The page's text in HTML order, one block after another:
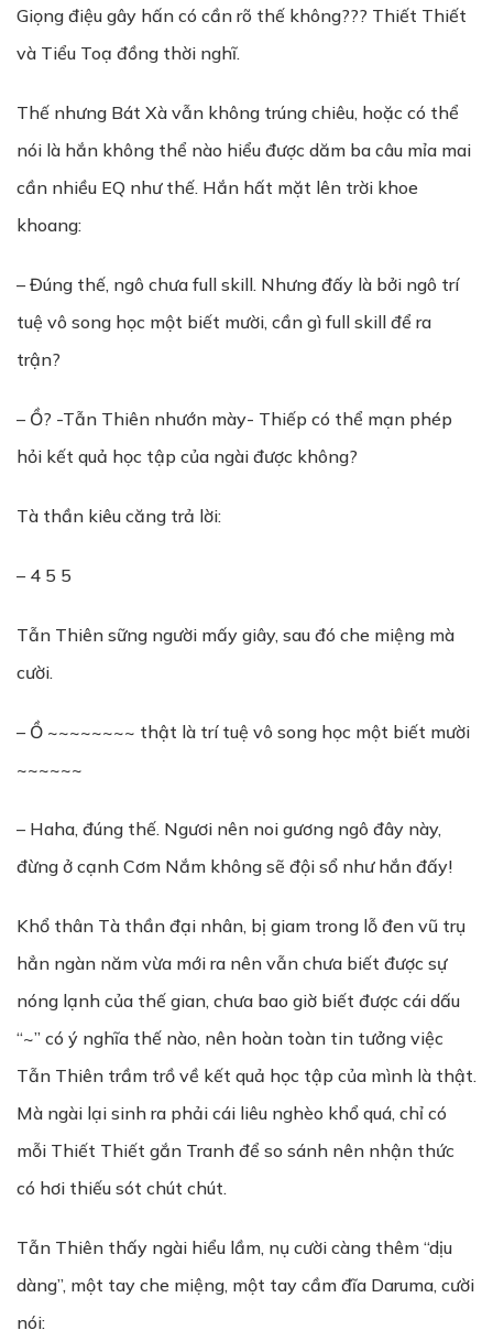
Giọng điệu gây hấn có cần rõ thế không??? Thiết Thiết
và Tiểu Toạ đồng thời nghĩ.
Thế nhưng Bát Xà vẫn không trúng chiêu, hoặc có thể
nói là hắn không thể nào hiểu được dăm ba câu mỉa mai
cần nhiều EQ như thế. Hắn hất mặt lên trời khoe
khoang:
– Đúng thế, ngô chưa full skill. Nhưng đấy là bởi ngô trí
tuệ vô song học một biết mười, cần gì full skill để ra
trận?
– Ồ? -Tẫn Thiên nhướn mày- Thiếp có thể mạn phép
hỏi kết quả học tập của ngài được không?
Tà thần kiêu căng trả lời:
– 4 5 5
Tẫn Thiên sững người mấy giây, sau đó che miệng mà
cười.
– Ồ ~~~~~~~~ thật là trí tuệ vô song học một biết mười
~~~~~~
– Haha, đúng thế. Ngươi nên noi gương ngô đây này,
đừng ở cạnh Cơm Nắm không sẽ đội sổ như hắn đấy!
Khổ thân Tà thần đại nhân, bị giam trong lỗ đen vũ trụ
hẳn ngàn năm vừa mới ra nên vẫn chưa biết được sự
nóng lạnh của thế gian, chưa bao giờ biết được cái dấu
“~” có ý nghĩa thế nào, nên hoàn toàn tin tưởng việc
Tẫn Thiên trầm trồ về kết quả học tập của mình là thật.
Mà ngài lại sinh ra phải cái liêu nghèo khổ quá, chỉ có
mỗi Thiết Thiết gắn Tranh để so sánh nên nhận thức
có hơi thiếu sót chút chút.
Tẫn Thiên thấy ngài hiểu lầm, nụ cười càng thêm “dịu
dàng”, một tay che miệng, một tay cầm đĩa Daruma, cười
nói: